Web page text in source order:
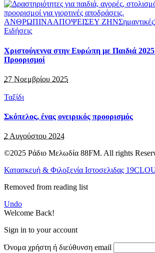
ΑΝΘΡΩΠΙΝΑΑΠΟΨΕΙΣΕΥ ΖΗΝΣημαντικές
Ειδήσεις
Χριστούγεννα στην Ευρώπη με Παιδιά
Προορισμοί
27 Νοεμβρίου 2025
Ταξίδι
Σκόπελος, ένας ονειρικός προορισμός
2 Αυγούστου 2024
©2025 Ράδιο Μελωδία 88FM. All rights
Κατασκευή & Φιλοξενία Ιστοσελιδας
Removed from reading list
Undo
Welcome Back!
Sign in to your account
Όνομα χρήστη ή διεύθυνση email